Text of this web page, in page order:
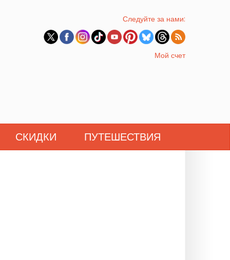
Следуйте за нами:
Мой счет
СКИДКИ ПУТЕШЕСТВИЯ